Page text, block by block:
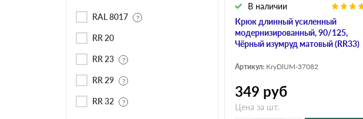
Шифер 7-волновой
RAL 8017
RR 20
RR 23
RR 29
RR 32
Крюк длинный усиленный
модернизированный, 90/125,
Чёрный изумруд матовый (RR33)
В наличии
Артикул: KryDlUM-37082
349 руб
Цена за шт.